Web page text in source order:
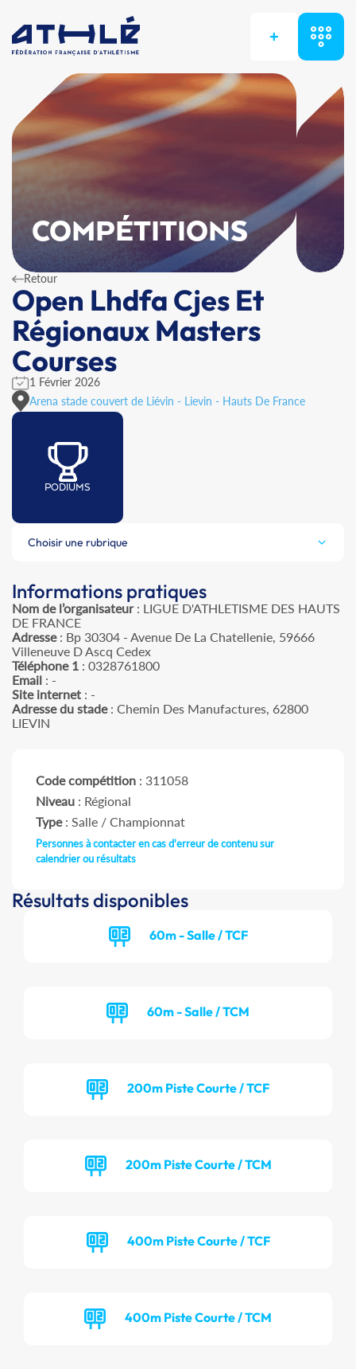
+
COMPÉTITIONS
Retour
Open Lhdfa Cjes Et
Régionaux Masters
Courses
1 Février 2026
Arena stade couvert de Liévin - Lievin - Hauts De France
PODIUMS
Choisir une rubrique
Informations pratiques
Nom de l’organisateur: LIGUE D'ATHLETISME DES HAUTS
DE FRANCE
Adresse: Bp 30304 - Avenue De La Chatellenie, 59666
Villeneuve D Ascq Cedex
Téléphone 1 : 0328761800
Email : -
Site internet : -
Adresse du stade: Chemin Des Manufactures, 62800
LIEVIN
Code compétition : 311058
Niveau : Régional
Type: Salle / Championnat
Personnes à contacter en cas d'erreur de contenu sur
calendrier ou résultats
Résultats disponibles
60m - Salle / TCF
60m - Salle / TCM
200m Piste Courte / TCF
200m Piste Courte / TCM
400m Piste Courte / TCF
400m Piste Courte / TCM